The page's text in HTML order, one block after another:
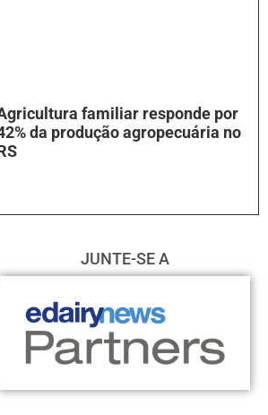
familiar responde por
da produção agropecuária no
JUNTE-SE A